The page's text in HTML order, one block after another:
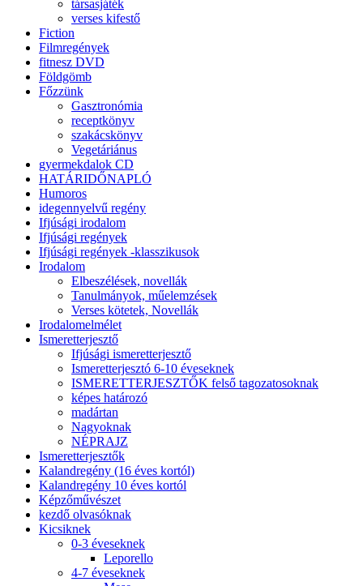
társasjáték
verses kifestő
Fiction
Filmregények
fitnesz DVD
Földgömb
Főzzünk
Gasztronómia
receptkönyv
szakácskönyv
Vegetáriánus
gyermekdalok CD
HATÁRIDŐNAPLÓ
Humoros
idegennyelvű regény
Ifjúsági irodalom
Ifjúsági regények
Ifjúsági regények -klasszikusok
Irodalom
Elbeszélések, novellák
Tanulmányok, műelemzések
Verses kötetek, Novellák
Irodalomelmélet
Ismeretterjesztő
Ifjúsági ismeretterjesztő
Ismeretterjesztó 6-10 éveseknek
ISMERETTERJESZTŐK felső tagozatosoknak
képes határozó
madártan
Nagyoknak
NÉPRAJZ
Ismeretterjesztők
Kalandregény (16 éves kortól)
Kalandregény 10 éves kortól
Képzőművészet
kezdő olvasóknak
Kicsiknek
0-3 éveseknek
Leporello
4-7 éveseknek